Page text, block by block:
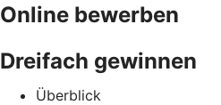
Online bewerben
Dreifach gewinnen
Überblick